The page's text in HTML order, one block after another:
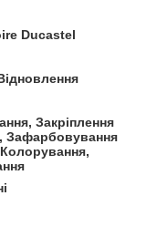
Ducastel
Закріплення
Зафарбовування